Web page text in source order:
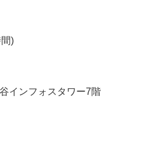
)
インフォスタワー7階